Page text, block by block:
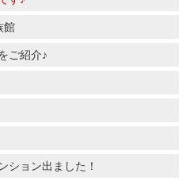
館
ご紹介♪
ション出ました！